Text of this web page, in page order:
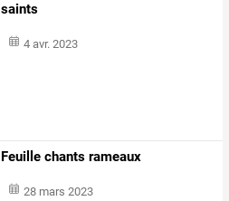
saints
4 avr. 2023
Feuille chants rameaux
28 mars 2023